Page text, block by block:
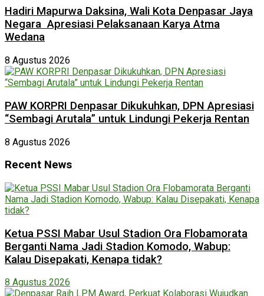
Hadiri Mapurwa Daksina, Wali Kota Denpasar Jaya
Negara Apresiasi Pelaksanaan Karya Atma
Wedana
8 Agustus 2026
PAW KORPRI Denpasar Dikukuhkan, DPN Apresiasi
“Sembagi Arutala” untuk Lindungi Pekerja Rentan
8 Agustus 2026
Recent News
Ketua PSSI Mabar Usul Stadion Ora Flobamorata
Berganti Nama Jadi Stadion Komodo, Wabup:
Kalau Disepakati, Kenapa tidak?
8 Agustus 2026